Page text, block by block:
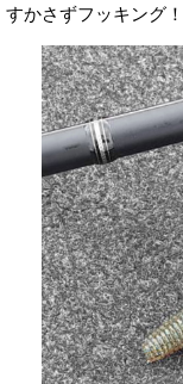
すかさずフッキング！